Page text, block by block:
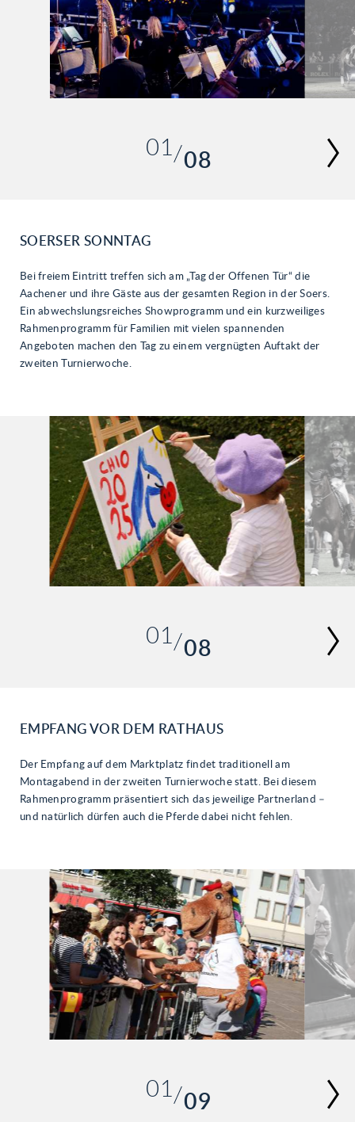
01
05
06
07
08
08
SOERSER SONNTAG
Bei freiem Eintritt treffen sich am „Tag der Offenen Tür“ die
Aachener und ihre Gäste aus der gesamten Region in der Soers.
Ein abwechslungsreiches Showprogramm und ein kurzweiliges
Rahmenprogramm für Familien mit vielen spannenden
Angeboten machen den Tag zu einem vergnügten Auftakt der
zweiten Turnierwoche.
01
05
06
07
08
08
EMPFANG VOR DEM RATHAUS
Der Empfang auf dem Marktplatz findet traditionell am
Montagabend in der zweiten Turnierwoche statt. Bei diesem
Rahmenprogramm präsentiert sich das jeweilige Partnerland –
und natürlich dürfen auch die Pferde dabei nicht fehlen.
01
09